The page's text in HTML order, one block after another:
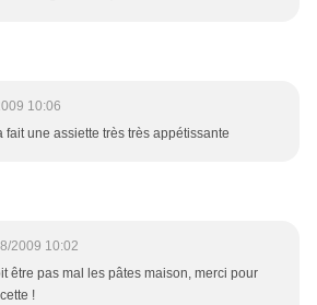
10:06
fait une assiette très très appétissante
2009 10:02
être pas mal les pâtes maison, merci pour
!